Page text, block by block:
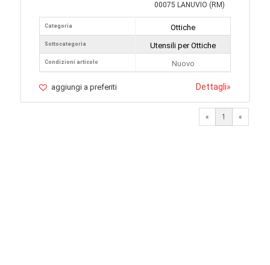
00075 LANUVIO (RM)
Categoria
Sottocategoria
Condizioni articolo
Ottiche
Utensili per Ottiche
Nuovo
aggiungi a preferiti Dettagli»
« 1 «